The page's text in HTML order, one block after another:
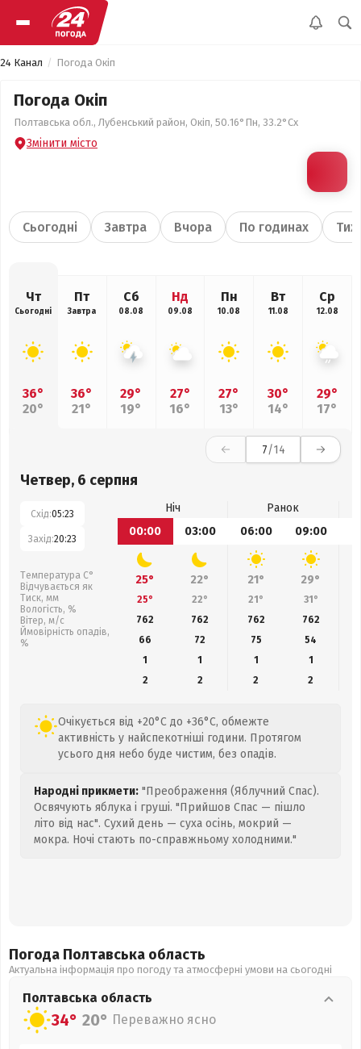
24 Канал Погода Окіп
Погода Окіп
Полтавська обл., Лубенський район, Окіп, 50.16°Пн, 33.2°Сх
Змінити місто
Сьогодні Завтра Вчора По годинах
Чт
Сьогодні
36°
20°
Пт
Завтра
36°
21°
Сб
08.08
29°
19°
Нд
09.08
27°
16°
Пн
10.08
27°
13°
Вт
11.08
30°
14°
Ср
12.08
29°
17°
7/14
Четвер, 6 серпня
Схід:05:23
Захід:20:23
Температура С°
Відчувається як
Тиск, мм
Вологість, %
Вітер, м/с
Ймовірність опадів,
%
Ніч
Ранок
00:00
03:00 06:00 09:00
25° 22° 21° 29°
25° 22° 21° 31°
762
762 762 762
66
72 75 54
1
1 1
1
2
2 2 2
Очікується від +20°C до +36°C, обмежте
активність у найспекотніші години. Протягом
усього дня небо буде чистим, без опадів.
Народні прикмети: "Преображення (Яблучний Спас).
Освячують яблука і груші. "Прийшов Спас — пішло
літо від нас". Сухий день — суха осінь, мокрий —
мокра. Ночі стають по-справжньому холодними."
Погода Полтавська область
Актуальна інформація про погоду та атмосферні умови на сьогодні
Полтавська область
34° 20° Переважно ясно